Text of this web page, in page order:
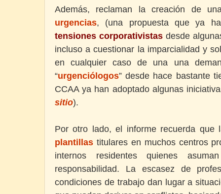
Además, reclaman la creación de
urgencias, (una propuesta que ya
tensiones corporativistas desde
incluso a cuestionar la imparcialidad y
en cualquier caso de una una
“urgenciólogos” desde hace bastante
CCAA ya han adoptado algunas
sitio).
Por otro lado, el informe recuerda
plantillas titulares en muchos centros
internos residentes quienes
responsabilidad. La escasez de
condiciones de trabajo dan lugar a